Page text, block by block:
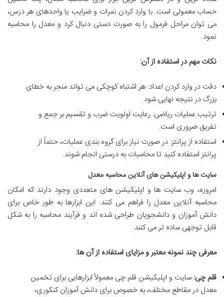
حساب معمولی است. با وارد کردن نمرات و ضرایب یا واحدهای هر درس،
می توان مراحل فرمول را به صورت دستی دنبال کرد و معدل را محاسبه
نمود.
نکات مهم در استفاده از آن:
دقت در وارد کردن اعداد: هر اشتباه کوچکی می تواند منجر به خطای
بزرگ در نتیجه نهایی شود.
ترتیب عملیات ریاضی: رعایت اولویت ضرب و تقسیم بر جمع و
تفریق ضروری است.
استفاده از پرانتز: در صورت نیاز برای گروه بندی عملیات، حتماً از
پرانتز استفاده کنید تا محاسبات به درستی انجام شوند.
سایت ها و اپلیکیشن های آنلاین محاسبه معدل
امروزه، وب سایت ها و اپلیکیشن های متعددی وجود دارند که امکان
محاسبه آنلاین معدل را فراهم می کنند. این ابزارها به طور خاص برای
دانش آموزان و دانشجویان طراحی شده اند و فرآیند محاسبه را به شکل
قابل توجهی ساده تر می کنند.
معرفی چند نمونه معتبر و مزایای استفاده از آن ها:
قلم چی: سایت و اپلیکیشن قلم چی معمولاً ابزارهایی برای تخمین
معدل در مقاطع مختلف، به خصوص برای دانش آموزان کنکوری،